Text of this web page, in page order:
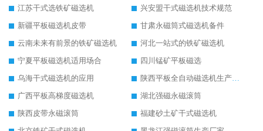
江苏干式选铁矿磁选机
兴安盟干式磁选机技术规范
新疆平板磁选机皮带
甘肃永磁筒式磁选机备件
云南未来有前景的铁矿磁选机
河北一站式的铁矿磁选机
宁夏平板磁选机适用场合
四川锰矿平板磁选
乌海干式磁选机的应用
陕西平板全自动磁选机生产厂家
广西平板高梯度磁选机
湖北强磁永磁滚筒
陕西皮带永磁滚筒
福建砂土矿干式磁选机